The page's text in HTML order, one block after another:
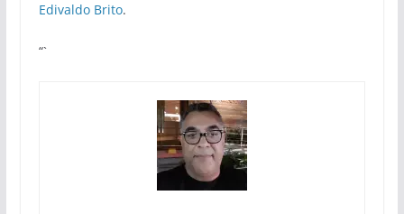
Edivaldo Brito.
“`